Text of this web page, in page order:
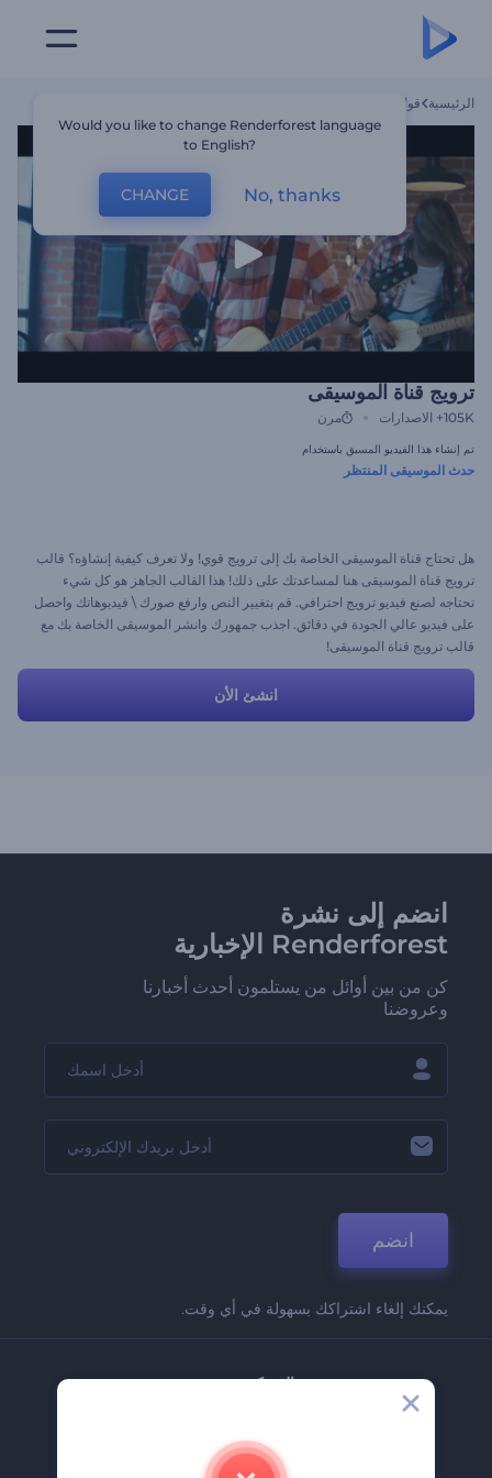
الرئيسية قوالب
ترويج قناة الموسيقى
105K+ الاصدارات مرن
تم إنشاء هذا الفيديو المسبق باستخدام
حدث الموسيقى المنتظر
هل تحتاج قناة الموسيقى الخاصة بك إلى ترويج قوي! ولا تعرف كيفية إنشاؤه؟ قالب
ترويج قناة الموسيقى هنا لمساعدتك على ذلك! هذا القالب الجاهز هو كل شيء
تحتاجه لصنع فيديو ترويج احترافي. قم بتغيير النص وارفع صورك \ فيديوهاتك واحصل
على فيديو عالي الجودة في دقائق. اجذب جمهورك وانشر الموسيقى الخاصة بك مع
قالب ترويج قناة الموسيقى!
انشئ الأن
انضم إلى نشرة
Renderforest الإخبارية
كن من بين أوائل من يستلمون أحدث أخبارنا
وعروضنا
انضم
يمكنك إلغاء اشتراكك بسهولة في أي وقت.
الشركة
اتصل بنا
Would you like to change Renderforest language
to English?
CHANGE No, thanks